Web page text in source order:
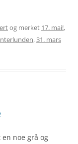
og merket 17. mai!,
,31. mars
noe grå og